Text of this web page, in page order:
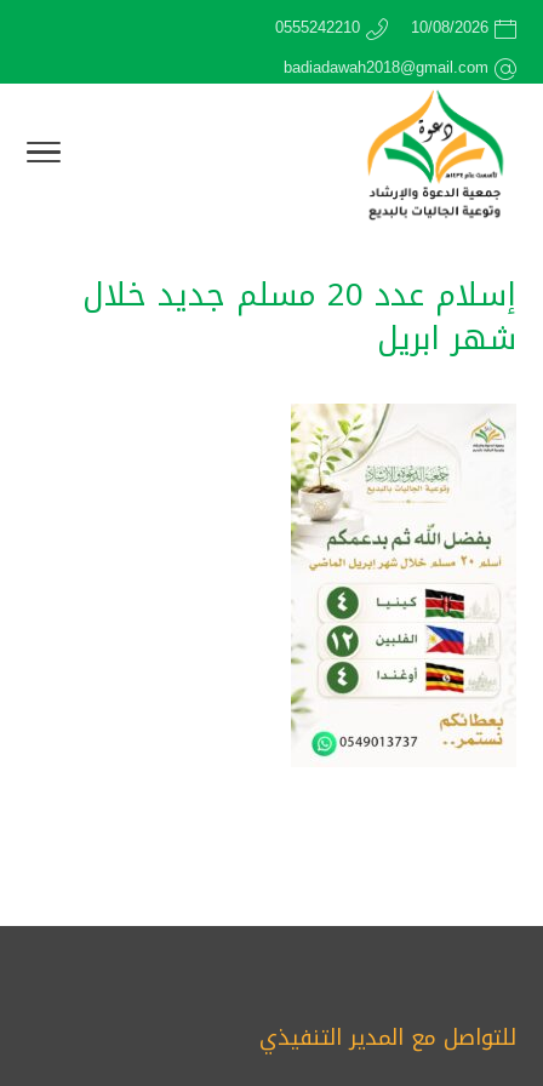
10/08/2026
0555242210
badiadawah2018@gmail.com
إسلام عدد 20 مسلم جديد خلال
شهر ابريل
للتواصل مع المدير التنفيذي